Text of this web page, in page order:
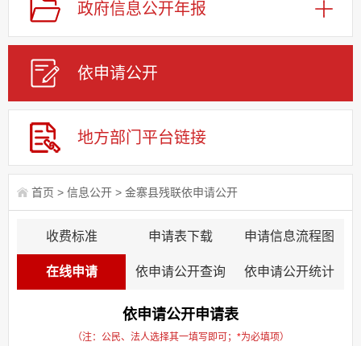
政府信息公开年报
依申请公开
地方部门 平台链接
首页 > 信息公开 > 金寨县残联依申请公开
收费标准 申请表下载 申请信息流程图
在线申请 依申请公开查询 依申请公开统计
依申请公开申请表
（注：公民、法人选择其一填写即可； *为必填项）